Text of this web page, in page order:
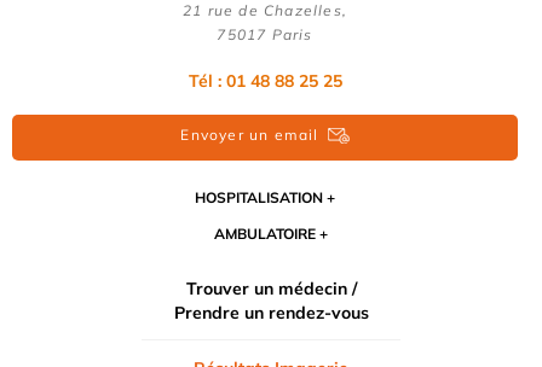
21 rue de Chazelles,
75017 Paris
Tél : 01 48 88 25 25
Envoyer un email
HOSPITALISATION
AMBULATOIRE
Trouver un médecin /
Prendre un rendez-vous